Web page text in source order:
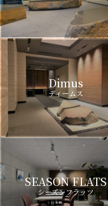
Dimus
ディームス
SEASON FLATS
シーズンフラッツ